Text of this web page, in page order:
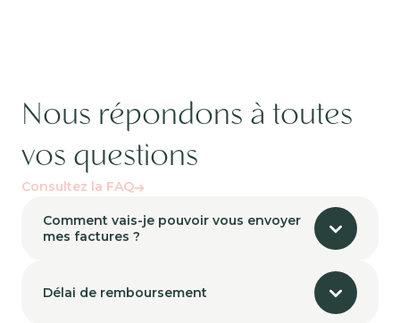
Nous répondons à toutes
vos questions
Consultez la FAQ
Comment vais-je pouvoir vous envoyer
mes factures ?
Délai de remboursement